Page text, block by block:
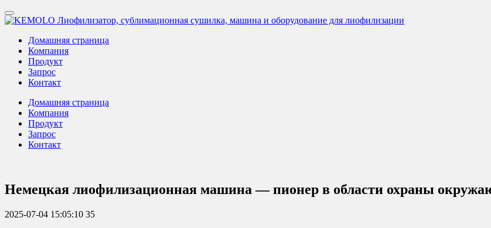
Домашняя страница
Компания
Продукт
Запрос
Контакт
Домашняя страница
Компания
Продукт
Запрос
Контакт
Немецкая лиофилизационная машина — пионер в области охраны
2025-07-04 15:05:10 35